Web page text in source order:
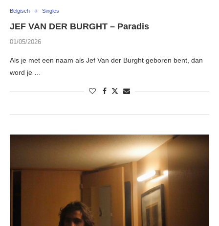
Belgisch Singles
JEF VAN DER BURGHT – Paradis
01/05/2026
Als je met een naam als Jef Van der Burght geboren bent, dan
word je …